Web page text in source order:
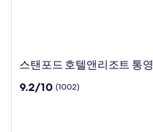
스
포
스탠포드 호텔앤리조트 통영
10
9.2/10 (1002)